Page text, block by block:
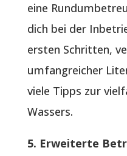
eine
dich bei der
ersten Schritten,
umfangreicher
viele Tipps zur
Wassers.
5. Erweiterte